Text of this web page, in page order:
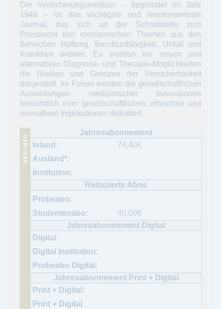
Die Versicherungsmedizin – begründet im Jahr
1949 – ist das wichtigste und renommierteste
Journal, das sich an der Schnittstelle zum
Privatrecht den medizinischen Themen aus den
Bereichen Haftung, Berufsunfähigkeit, Unfall und
Krankheit widmet. Es werden bei neuen und
alternativen Diagnose- und Therapie-Möglichkeiten
die Risiken und Grenzen der Versicherbarkeit
dargestellt. Im Forum werden die gesellschaftlichen
Auswirkungen medizinischer Innovationen
hinsichtlich ihrer gesellschaftlichen, ethischen und
normativen Implikationen diskutiert.
74,40€
40,00€